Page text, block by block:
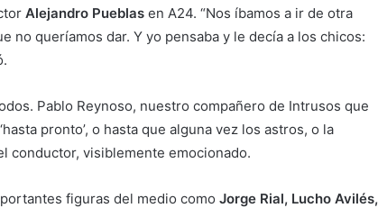
Alejandro Pueblas en A24. “Nos íbamos a ir de otra
no queríamos dar. Y yo pensaba y le decía a los chicos:
Pablo Reynoso, nuestro compañero de Intrusos que
pronto’, o hasta que alguna vez los astros, o la
conductor, visiblemente emocionado.
figuras del medio como Jorge Rial, Lucho Avilés,